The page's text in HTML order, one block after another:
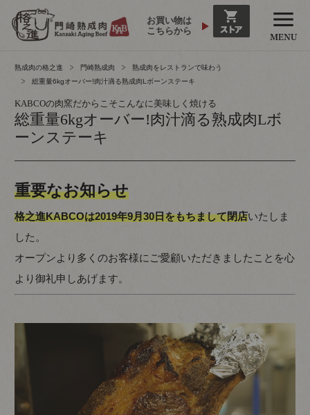
お買い物は
こちらから
熟成肉の格之進 門崎熟成肉
熟成肉をレストランで味わう
総重量6kgオーバー!肉汁滴る熟成肉Lボーンステーキ
KABCOの肉窯だからこそこんなに美味しく焼ける
総重量6kgオーバー!肉汁滴る熟成肉Lボ
ーンステーキ
重要なお知らせ
格之進KABCOは2019年9月30日をもちまして閉店いたしま
した。
オープンより多くのお客様にご愛顧いただきましたことを心
より御礼申しあげます。